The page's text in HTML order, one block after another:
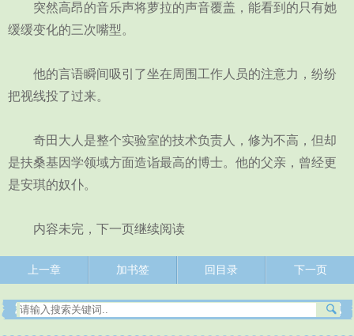
突然高昂的音乐声将萝拉的声音覆盖，能看到的只有她
缓缓变化的三次嘴型。
他的言语瞬间吸引了坐在周围工作人员的注意力，纷纷
把视线投了过来。
奇田大人是整个实验室的技术负责人，修为不高，但却
是扶桑基因学领域方面造诣最高的博士。他的父亲，曾经更
是安琪的奴仆。
内容未完，下一页继续阅读
上一章 加书签 回目录 下一页